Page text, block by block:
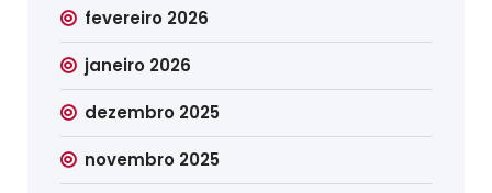
fevereiro 2026
janeiro 2026
dezembro 2025
novembro 2025